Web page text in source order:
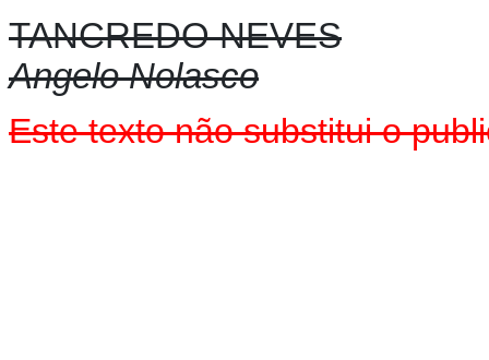
TANCREDO NEVES
Angelo Nolasco
Este texto não substitui o